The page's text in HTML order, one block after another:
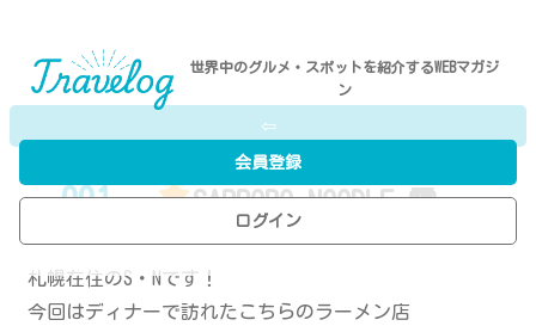
世界中のグルメ・スポットを紹介するWEBマガジ
ン
会員登録
ログイン
⇦
001- SAPPORO NOODLE 零
札幌在住のS・Nです！
今回はディナーで訪れたこちらのラーメン店